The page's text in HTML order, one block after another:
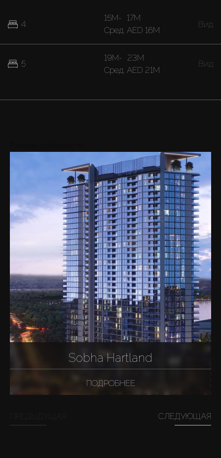
4
5
15M- 17M
Cред. AED 16M
Вид
19M- 23M
Cред. AED 21M
Вид
Sobha Hartland
ПОДРОБНЕЕ
СЛЕДУЮЩАЯ